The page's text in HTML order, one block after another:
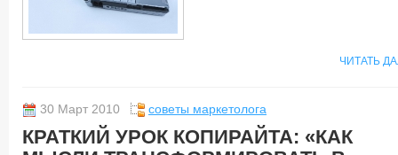
ЧИТАТЬ
30 Март 2010 советы маркетолога
КРАТКИЙ УРОК КОПИРАЙТА: «КАК